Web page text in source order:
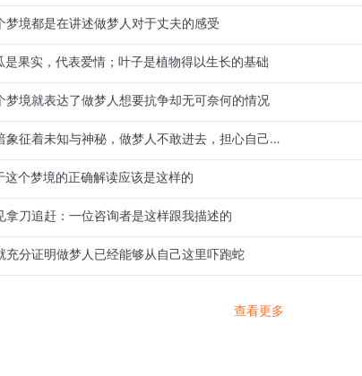
梦境都是在讲述做梦人对于丈夫的感受
是果实，代表爱情；叶子是植物得以生长的基础
梦境就表达了做梦人想要抗争却无可奈何的情况
2676黑暗象征着未知与神秘，做梦人不敢进去，担心自己出不来
这个梦境的正确解读应该是这样的
拿刀追赶：一位咨询者是这样跟我描述的
充分证明做梦人已经能够从自己这里吓跑蛇
查看更多